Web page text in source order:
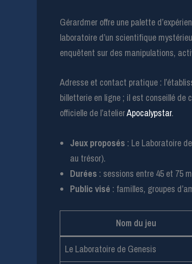
Gérardmer offre une palette
laboratoire d’un scientifique
enquêtent sur des manipulations,
Adresse et contact pratique :
billetterie en ligne ; il est conseillé de
officielle de l’atelierApocalypstar.
Jeux proposés : Le Laboratoire
au trésor).
Durées : sessions entre 45 et 75
Public visé : familles, groupes
Nom du jeu
Le Laboratoire de Genesis